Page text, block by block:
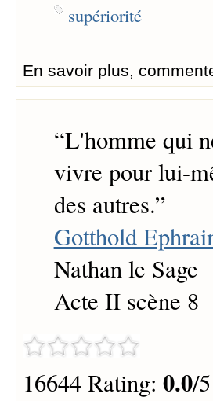
supériorité
En savoir plus,
“L'homme qui
vivre pour lui-
des autres.”
Gotthold
Nathan le Sage
Acte II scène 8
16644 Rating: 0.0/